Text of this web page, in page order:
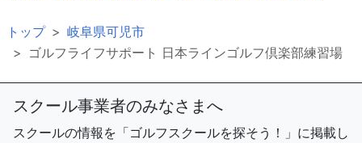
トップ
岐阜県可児市
ゴルフライフサポート 日本ラインゴルフ倶楽部練習場
スクール事業者のみなさまへ
スクールの情報を「ゴルフスクールを探そう！」に掲載し